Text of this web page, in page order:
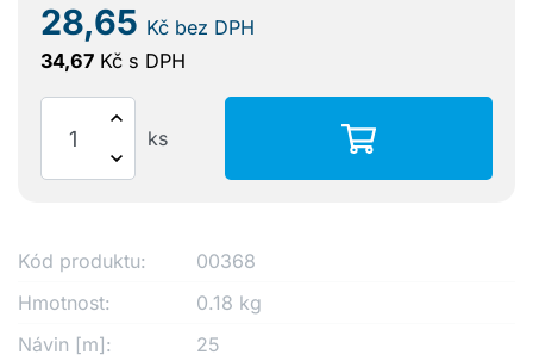
28,65 Kč bez DPH
34,67 Kč s DPH
ks
Kód produktu:
00368
Hmotnost:
0.18 kg
Návin [m]:
25